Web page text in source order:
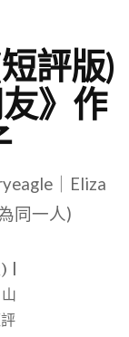
評版)
》作
｜Eliza
同一人)